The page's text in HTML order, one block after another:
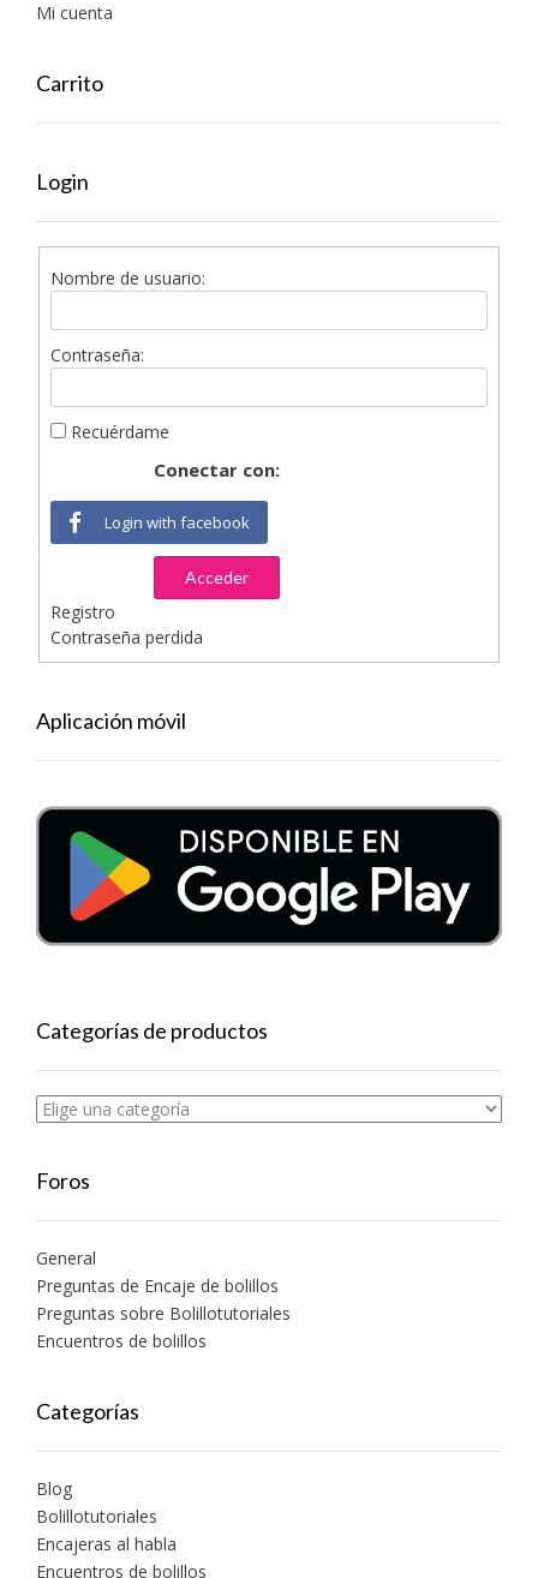
Mi cuenta
Carrito
Login
Nombre de usuario:
Contraseña:
Recuérdame
Conectar con:
Login with facebook
Acceder
Registro
Contraseña perdida
Aplicación móvil
Categorías de productos
Foros
General
Preguntas de Encaje de bolillos
Preguntas sobre Bolillotutoriales
Encuentros de bolillos
Categorías
Blog
Bolillotutoriales
Encajeras al habla
Encuentros de bolillos